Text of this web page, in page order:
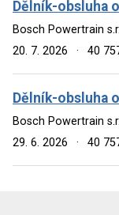
Dělník-obsluha
Bosch Powertrain
20. 7. 2026
· 40
Dělník-obsluha
Bosch Powertrain
29. 6. 2026
· 40